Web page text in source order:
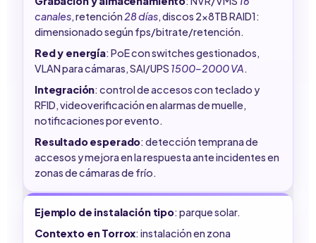
canales, retención28 días, discos 2x8TB RAID1:
dimensionado según fps/bitrate/retención.
Red y energía: PoE con switches gestionados,
VLAN para cámaras, SAI/UPS 1500–2000 VA.
Integración: control de accesos con teclado y
RFID, videoverificación en alarmas de muelle,
notificaciones por evento.
Resultado esperado: detección temprana de
accesos y mejora en la respuesta ante incidentes en
zonas de cámaras de frío.
Ejemplo de instalación tipo: parque solar.
Contexto en Torrox: instalación en zona